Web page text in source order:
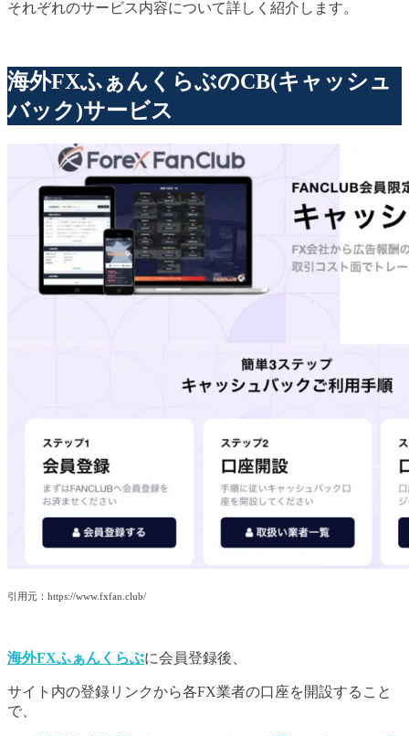
それぞれのサービス内容について詳しく紹介します。
海外FXふぁんくらぶのCB(キャッシュ
バック)サービス
引用元：https://www.fxfan.club/
海外FXふぁんくらぶに会員登録後、
サイト内の登録リンクから各FX業者の口座を開設すること
で、